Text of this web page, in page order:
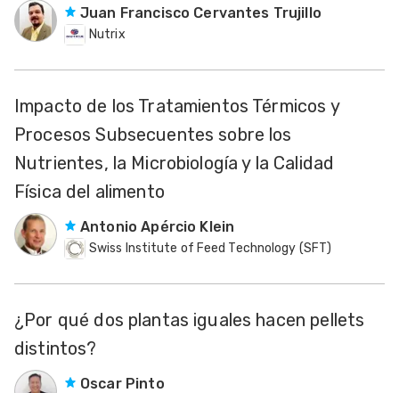
Juan Francisco Cervantes Trujillo
Nutrix
Impacto de los Tratamientos Térmicos y
Procesos Subsecuentes sobre los
Nutrientes, la Microbiología y la Calidad
Física del alimento
Antonio Apércio Klein
Swiss Institute of Feed Technology (SFT)
¿Por qué dos plantas iguales hacen pellets
distintos?
Oscar Pinto